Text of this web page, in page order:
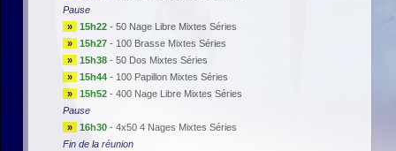
Pause
»
15h22- 50 Nage Libre Mixtes Séries
»
15h27- 100 Brasse Mixtes Séries
»
15h38- 50 Dos Mixtes Séries
»
15h44- 100 Papillon Mixtes Séries
»
15h52- 400 Nage Libre Mixtes Séries
Pause
»
16h30- 4x50 4 Nages Mixtes Séries
Fin de la réunion